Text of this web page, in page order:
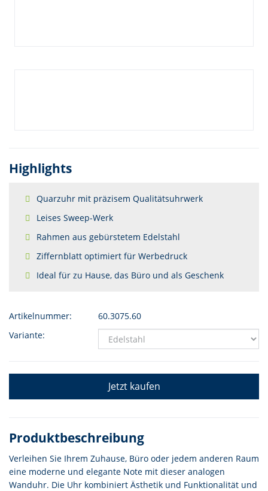
Highlights
Quarzuhr mit präzisem Qualitätsuhrwerk
Leises Sweep-Werk
Rahmen aus gebürstetem Edelstahl
Ziffernblatt optimiert für Werbedruck
Ideal für zu Hause, das Büro und als Geschenk
Artikelnummer:
60.3075.60
Variante:
Jetzt kaufen
Produktbeschreibung
Verleihen Sie Ihrem Zuhause, Büro oder jedem anderen Raum
eine moderne und elegante Note mit dieser analogen
Wanduhr. Die Uhr kombiniert Ästhetik und Funktionalität und